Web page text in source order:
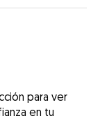
para ver
en tu